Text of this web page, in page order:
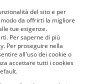
del sito e per
da offrirti la migliore
tue esigenze.
Per saperne di più
Per proseguire nella
all'uso dei cookie o
accettare tutti i cookies